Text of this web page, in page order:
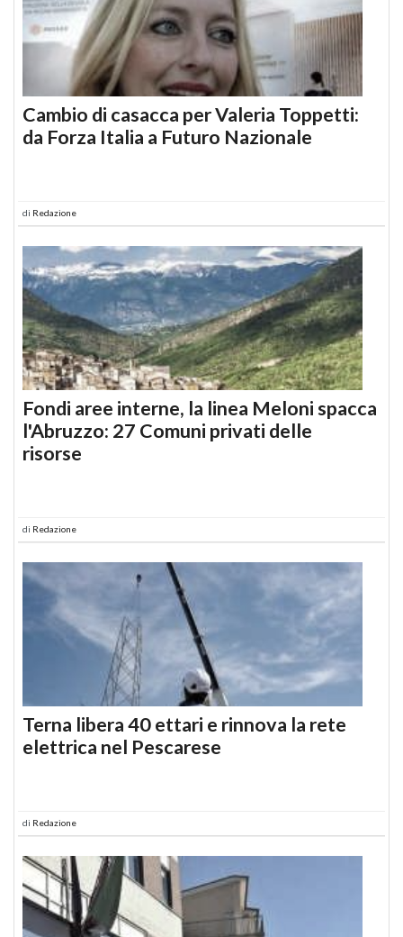
Cambio di casacca per Valeria Toppetti:
da Forza Italia a Futuro Nazionale
di Redazione
Fondi aree interne, la linea Meloni spacca
l'Abruzzo: 27 Comuni privati delle
risorse
di Redazione
Terna libera 40 ettari e rinnova la rete
elettrica nel Pescarese
di Redazione